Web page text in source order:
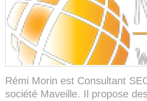
Rémi Morin est Consultant
société Maveille. Il propose